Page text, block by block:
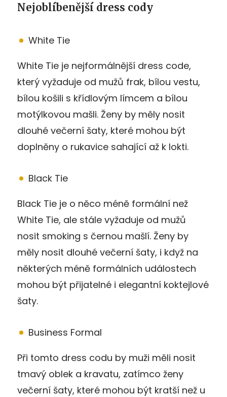
Nejoblíbenější dress cody
White Tie
White Tie je nejformálnější dress code,
který vyžaduje od mužů frak, bílou vestu,
bílou košili s křídlovým límcem a bílou
motýlkovou mašli. Ženy by měly nosit
dlouhé večerní šaty, které mohou být
doplněny o rukavice sahající až k lokti.
Black Tie
Black Tie je o něco méně formální než
White Tie, ale stále vyžaduje od mužů
nosit smoking s černou mašlí. Ženy by
měly nosit dlouhé večerní šaty, i když na
některých méně formálních událostech
mohou být přijatelné i elegantní koktejlové
šaty.
Business Formal
Při tomto dress codu by muži měli nosit
tmavý oblek a kravatu, zatímco ženy
večerní šaty, které mohou být kratší než u